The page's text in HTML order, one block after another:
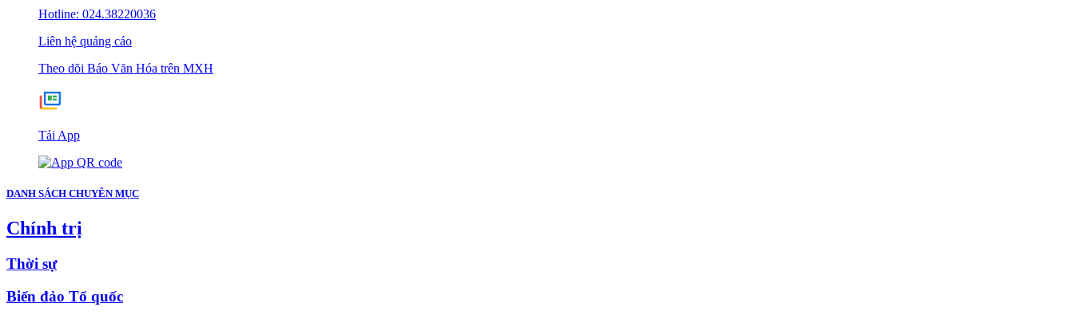
Hotline: 024.38220036
Liên hệ quảng cáo
Theo dõi Báo Văn Hóa trên MXH
Tải App
DANH SÁCH CHUYÊN MỤC
Chính trị
Thời sự
Biển đảo Tổ quốc